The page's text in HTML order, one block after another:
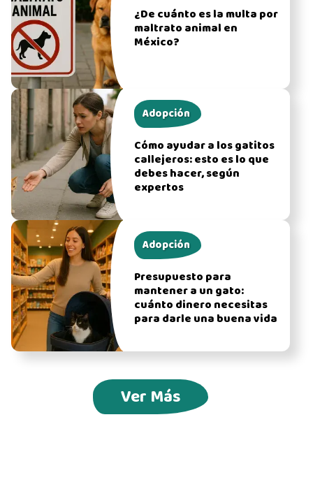
¿De cuánto es la multa por
maltrato animal en
México?
Adopción
Cómo ayudar a los gatitos
callejeros: esto es lo que
debes hacer, según
expertos
Adopción
Presupuesto para
mantener a un gato:
cuánto dinero necesitas
para darle una buena vida
Ver Más